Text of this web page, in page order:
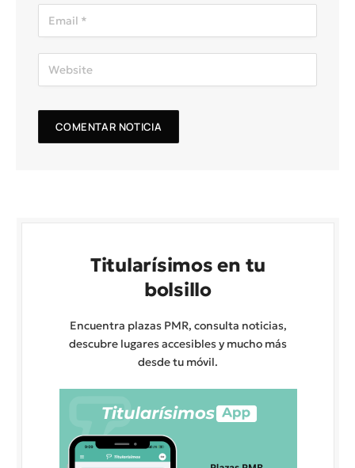
Titularísimos en tu
bolsillo
Encuentra plazas PMR, consulta noticias,
descubre lugares accesibles y mucho más
desde tu móvil.